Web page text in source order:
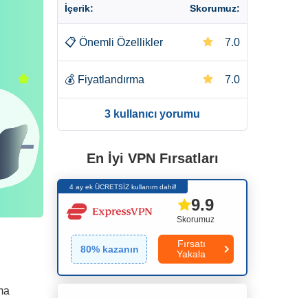
İçerik: Skorumuz:
📋 Önemli Özellikler 7.0
💰 Fiyatlandırma 7.0
3 kullanıcı yorumu
En İyi VPN Fırsatları
4 ay ek ÜCRETSİZ kullanım dahil!
Skorumuz
9.9
80% kazanın
Fırsatı
Yakala